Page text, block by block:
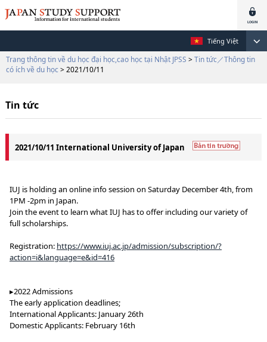
Tiếng Việt
Trang thông tin về du học đại học,cao học tại Nhật JPSS > Tin tức／Thông tin
có ích về du học > 2021/10/11
Tin tức
2021/10/11 International University of Japan
IUJ is holding an online info session on Saturday December 4th, from
1PM -2pm in Japan.
Join the event to learn what IUJ has to offer including our variety of
full scholarships.
Registration: https://www.iuj.ac.jp/admission/subscription/?
action=i&language=e&id=416
▸2022 Admissions
The early application deadlines;
International Applicants: January 26th
Domestic Applicants: February 16th